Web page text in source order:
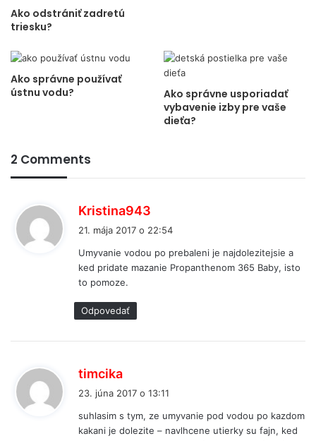
Ako odstrániť zadretú
triesku?
Ako správne používať
ústnu vodu?
Ako správne usporiadať
vybavenie izby pre vaše
dieťa?
2 Comments
Kristina943
e
:
21. mája 2017 o 22:54
Umyvanie vodou po prebaleni je najdolezitejsie a
ked pridate mazanie Propanthenom 365 Baby, isto
to pomoze.
Odpovedať
timcika
e
:
23. júna 2017 o 13:11
suhlasim s tym, ze umyvanie pod vodou po kazdom
kakani je dolezite – navlhcene utierky su fajn, ked